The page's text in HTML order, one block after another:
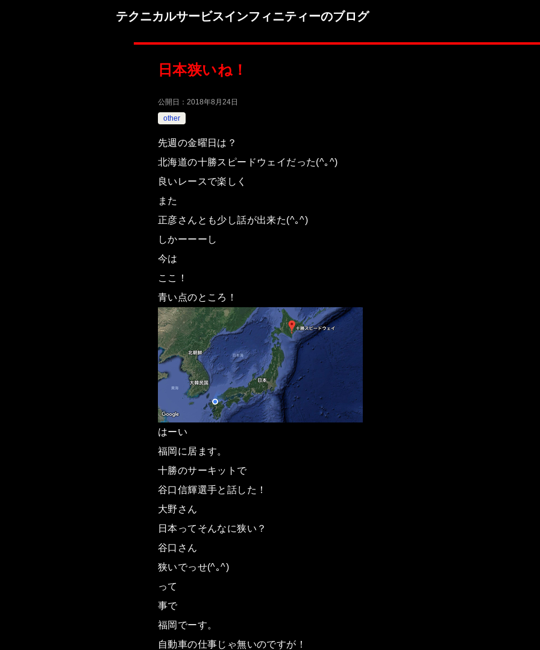
テクニカルサービスインフィニティーのブログ
日本狭いね！
公開日： 2018年8月24日
other
先週の金曜日は？
北海道の十勝スピードウェイだった(^｡^)
良いレースで楽しく
また
正彦さんとも少し話が出来た(^｡^)
しかーーーし
今は
ここ！
青い点のところ！
はーい
福岡に居ます。
十勝のサーキットで
谷口信輝選手と話した！
大野さん
日本ってそんなに狭い？
谷口さん
狭いでっせ(^｡^)
って
事で
福岡でーす。
自動車の仕事じゃ無いのですが！